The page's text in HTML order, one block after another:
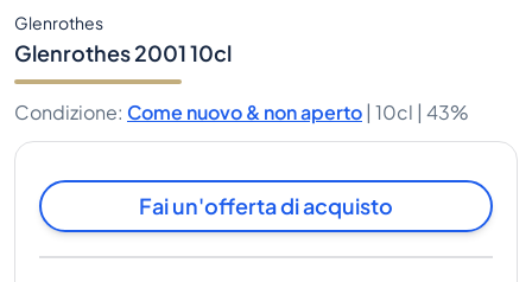
Glenrothes
Glenrothes 2001 10cl
Condizione: Come nuovo & non aperto | 10cl | 43%
Fai un'offerta di acquisto